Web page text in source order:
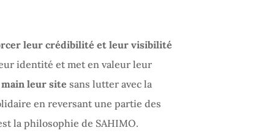
leur crédibilité et leur visibilité
identité et met en valeur leur
leur site sans lutter avec la
en reversant une partie des
la philosophie de SAHIMO.